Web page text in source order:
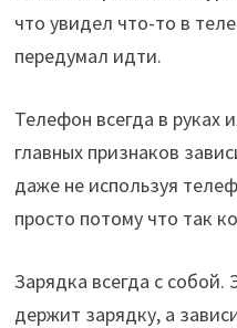
что увидел что-то в
передумал идти.
Телефон всегда в руках
главных признаков
даже не используя
просто потому что так
Зарядка всегда с
держит зарядку, а